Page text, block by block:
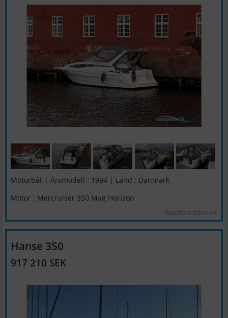
Motorbåt | Årsmodell : 1994 | Land : Danmark
Motor : Mercruiser 350 Mag Horizon
Baadformidler.dk
Hanse 350
917 210 SEK